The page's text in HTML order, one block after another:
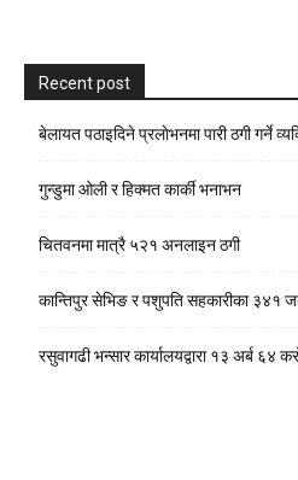
Recent post
बेलायत पठाइदिने प्रलाेभनमा पारी ठगी गर्ने
गुन्डुमा ओली र हिक्मत कार्की भनाभन
चितवनमा मात्रै ५२१ अनलाइन ठगी
कान्तिपुर सेभिङ र पशुपति सहकारीका ३४१
रसुवागढी भन्सार कार्यालयद्वारा १३ अर्ब